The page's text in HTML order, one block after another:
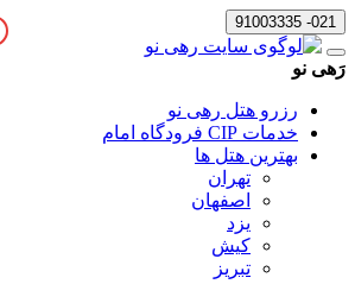
021- 91003335
رَهی نو
رزرو هتل رهی نو
خدمات CIP فرودگاه امام
بهترین هتل ها
تهران
اصفهان
یزد
کیش
تبریز